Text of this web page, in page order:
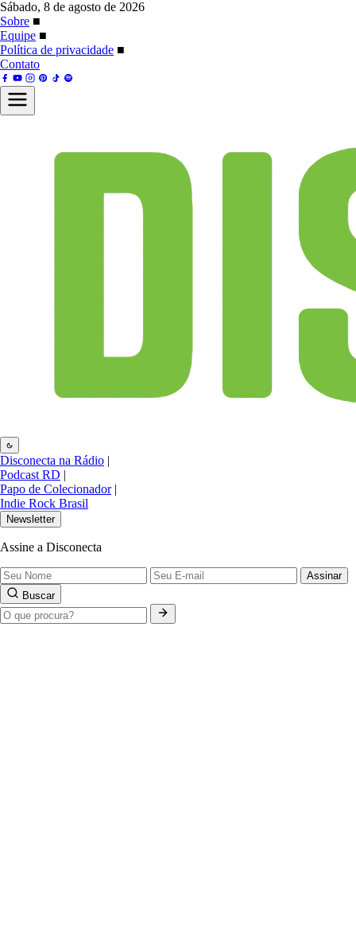
Sábado, 8 de agosto de 2026
Sobre ■
Equipe ■
Política de privacidade ■
Contato
Disconecta na Rádio |
Podcast RD |
Papo de Colecionador |
Indie Rock Brasil
Newsletter
Assine a Disconecta
Assinar
Buscar